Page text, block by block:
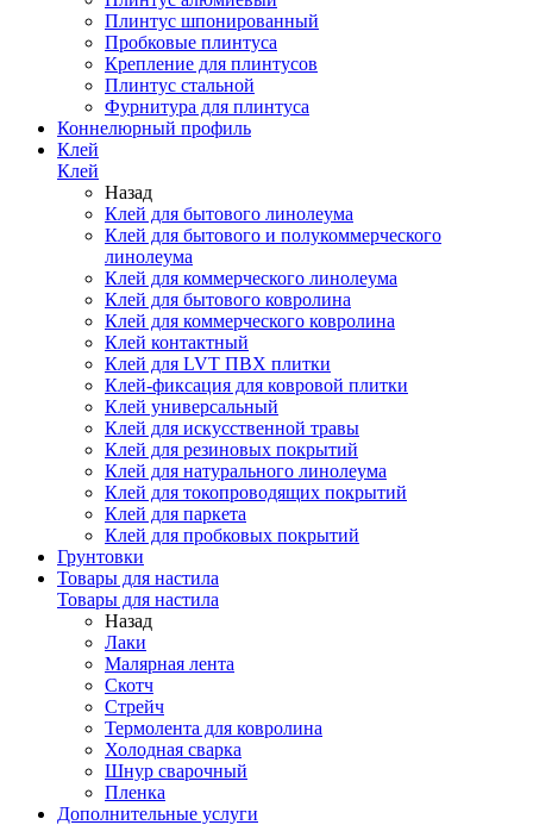
Плинтус шпонированный
Пробковые плинтуса
Крепление для плинтусов
Плинтус стальной
Фурнитура для плинтуса
Коннелюрный профиль
Клей
Клей
Назад
Клей для бытового линолеума
Клей для бытового и полукоммерческого
линолеума
Клей для коммерческого линолеума
Клей для бытового ковролина
Клей для коммерческого ковролина
Клей контактный
Клей для LVT ПВХ плитки
Клей-фиксация для ковровой плитки
Клей универсальный
Клей для искусственной травы
Клей для резиновых покрытий
Клей для натурального линолеума
Клей для токопроводящих покрытий
Клей для паркета
Клей для пробковых покрытий
Грунтовки
Товары для настила
Товары для настила
Назад
Лаки
Малярная лента
Скотч
Стрейч
Термолента для ковролина
Холодная сварка
Шнур сварочный
Пленка
Дополнительные услуги